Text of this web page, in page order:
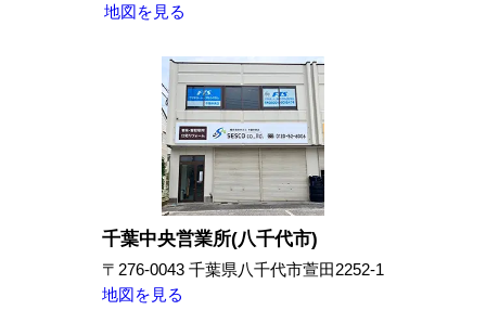
地図を見る
千葉中央営業所(八千代市)
〒276-0043 千葉県八千代市萱田2252-1
地図を見る